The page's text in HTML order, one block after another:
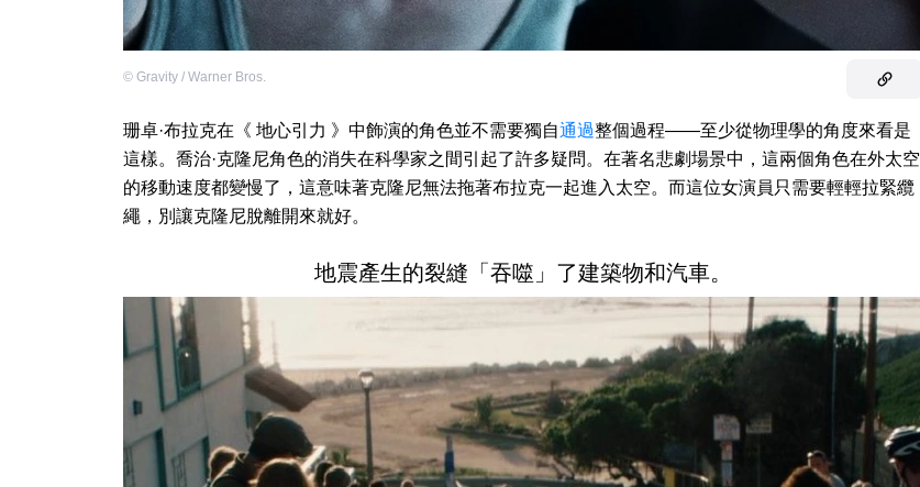
© Gravity / Warner Bros.
珊卓·布拉克在《 地心引力 》中飾演的角色並不需要獨自通過整個過程——至少從物理學的角度來看是
這樣。喬治·克隆尼角色的消失在科學家之間引起了許多疑問。在著名悲劇場景中，這兩個角色在外太空
的移動速度都變慢了，這意味著克隆尼無法拖著布拉克一起進入太空。而這位女演員只需要輕輕拉緊纜
繩，別讓克隆尼脫離開來就好。
地震產生的裂縫「吞噬」了建築物和汽車。